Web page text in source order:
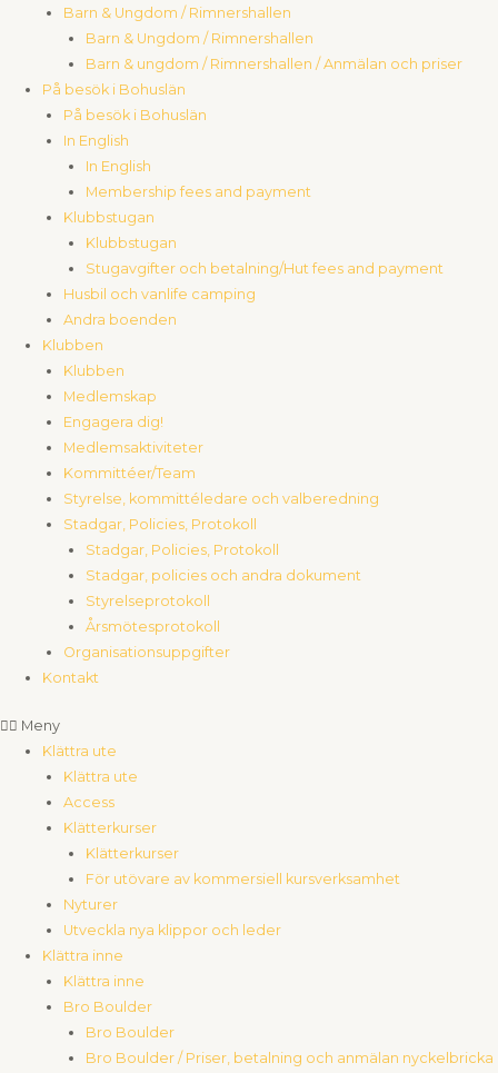
Barn & Ungdom / Rimnershallen
Barn & Ungdom / Rimnershallen
Barn & ungdom / Rimnershallen / Anmälan och priser
På besök i Bohuslän
På besök i Bohuslän
In English
In English
Membership fees and payment
Klubbstugan
Klubbstugan
Stugavgifter och betalning/Hut fees and payment
Husbil och vanlife camping
Andra boenden
Klubben
Klubben
Medlemskap
Engagera dig!
Medlemsaktiviteter
Kommittéer/Team
Styrelse, kommittéledare och valberedning
Stadgar, Policies, Protokoll
Stadgar, Policies, Protokoll
Stadgar, policies och andra dokument
Styrelseprotokoll
Årsmötesprotokoll
Organisationsuppgifter
Kontakt
Meny
Klättra ute
Klättra ute
Access
Klätterkurser
Klätterkurser
För utövare av kommersiell kursverksamhet
Nyturer
Utveckla nya klippor och leder
Klättra inne
Klättra inne
Bro Boulder
Bro Boulder
Bro Boulder / Priser, betalning och anmälan nyckelbricka